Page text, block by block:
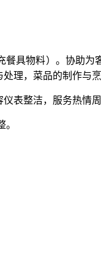
具物料）。协助
理，菜品的制作与烹
表整洁，服务热情